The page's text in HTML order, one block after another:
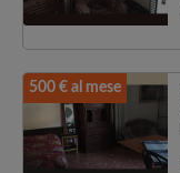
500 € al mese